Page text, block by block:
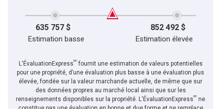
635 757 $ 852 492 $
Estimation basse Estimation élevée
L'ÉvaluationExpressMCfournit une estimation de valeurs potentielles
pour une propriété, d’une évaluation plus basse à une évaluation plus
élevée, fondée sur la valeur marchande actuelle, de même que sur
des données propres au marché local ainsi que sur les
renseignements disponibles sur la propriété. L'ÉvaluationExpressMC ne